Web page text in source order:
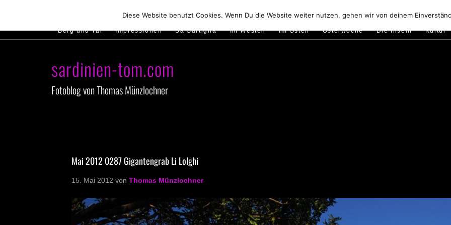
Traumstrände Feste feiern Golfo di Orosei Im Norden Im Süden Gallura Murales
Berg und Tal Impressionen Sa Sartiglia Im Westen Im Osten Osterwoche Die Inseln Kultur
sardinien-tom.com
Fotoblog von Thomas Münzlochner
Mai 2012 0287 Gigantengrab Li Lolghi
15. Mai 2012 von Thomas Münzlochner
Diese Website benutzt Cookies. Wenn Du die Website weiter nutzen, gehen wir von deinem